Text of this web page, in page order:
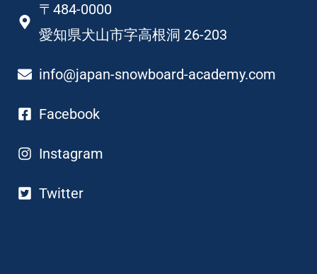
〒484-0000
愛知県犬山市字高根洞 26-203​
info@japan-snowboard-academy.com
Facebook
Instagram
Twitter